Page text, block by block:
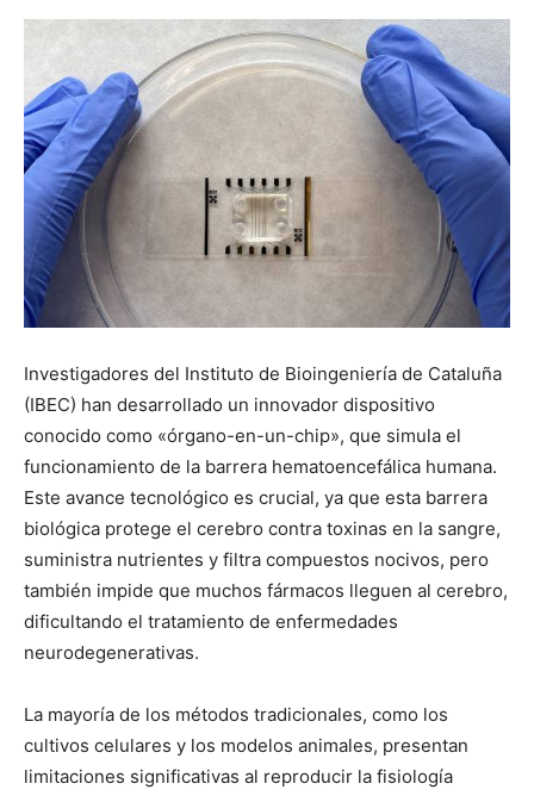
Investigadores del Instituto de Bioingeniería de Cataluña
(IBEC) han desarrollado un innovador dispositivo
conocido como «órgano-en-un-chip», que simula el
funcionamiento de la barrera hematoencefálica humana.
Este avance tecnológico es crucial, ya que esta barrera
biológica protege el cerebro contra toxinas en la sangre,
suministra nutrientes y filtra compuestos nocivos, pero
también impide que muchos fármacos lleguen al cerebro,
dificultando el tratamiento de enfermedades
neurodegenerativas.
La mayoría de los métodos tradicionales, como los
cultivos celulares y los modelos animales, presentan
limitaciones significativas al reproducir la fisiología